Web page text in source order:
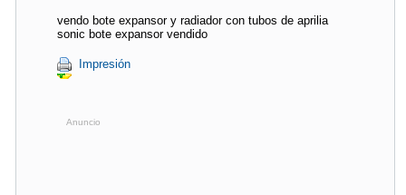
vendo bote expansor y radiador con tubos de aprilia
sonic bote expansor vendido
Impresión
Anuncio